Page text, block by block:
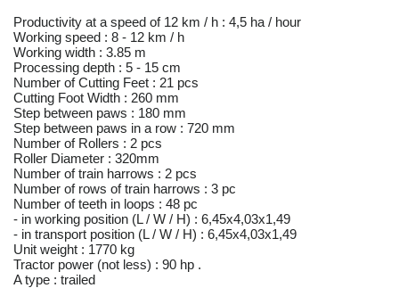
Productivity at a speed of 12 km / h : 4,5 ha / hour
Working speed : 8 - 12 km / h
Working width : 3.85 m
Processing depth : 5 - 15 cm
Number of Cutting Feet : 21 pcs
Cutting Foot Width : 260 mm
Step between paws : 180 mm
Step between paws in a row : 720 mm
Number of Rollers : 2 pcs
Roller Diameter : 320mm
Number of train harrows : 2 pcs
Number of rows of train harrows : 3 pc
Number of teeth in loops : 48 pc
- in working position (L / W / H) : 6,45x4,03x1,49
- in transport position (L / W / H) : 6,45x4,03x1,49
Unit weight : 1770 kg
Tractor power (not less) : 90 hp .
A type : trailed